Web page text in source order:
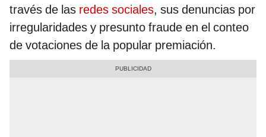
través de las redes sociales, sus denuncias por
irregularidades y presunto fraude en el conteo
de votaciones de la popular premiación.